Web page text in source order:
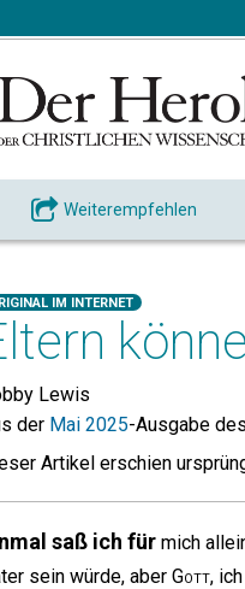
Weiterempfehlen
IM INTERNET
Lewis
der Mai 2025-Ausgabe des
Artikel erschien
saß ich für mich
sein würde, aber Gott,